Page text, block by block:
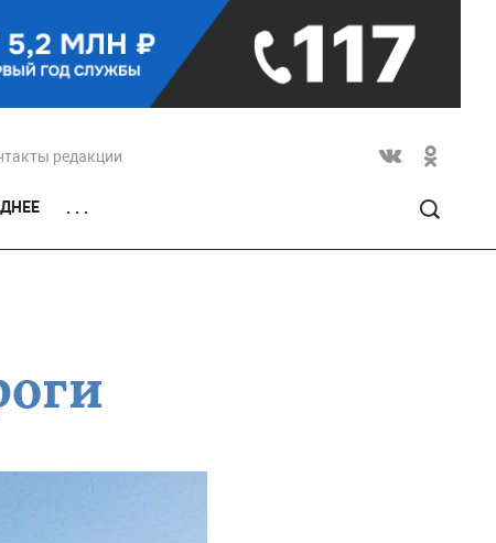
редакции
. . .